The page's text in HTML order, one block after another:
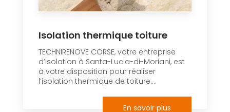
Isolation thermique toiture
TECHNIRENOVE CORSE, votre entreprise
d’isolation à Santa-Lucia-di-Moriani, est
à votre disposition pour réaliser
l’isolation thermique de toiture....
En savoir plus